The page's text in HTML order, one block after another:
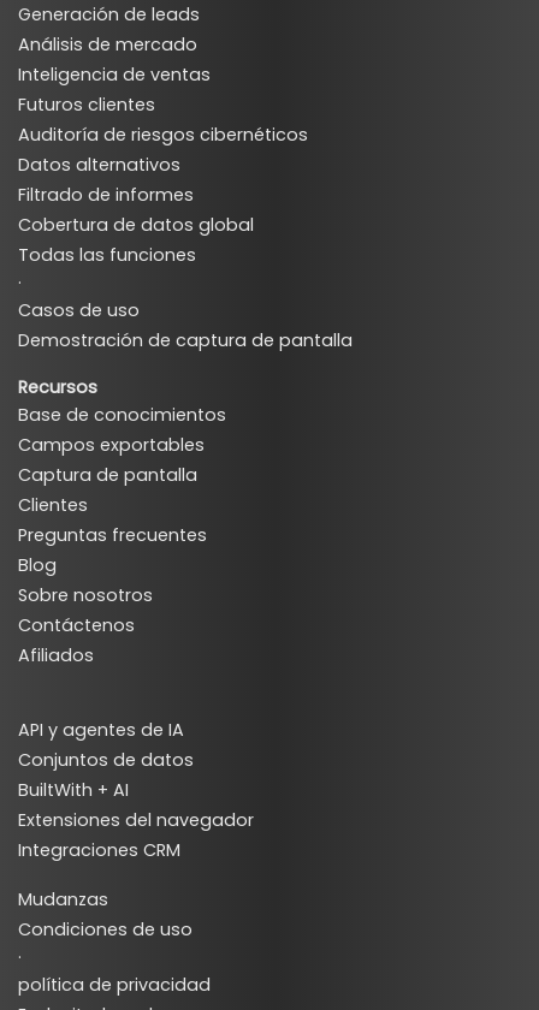
Generación de leads
Análisis de mercado
Inteligencia de ventas
Futuros clientes
Auditoría de riesgos cibernéticos
Datos alternativos
Filtrado de informes
Cobertura de datos global
Todas las funciones
·
Casos de uso
Demostración de captura de pantalla
Recursos
Base de conocimientos
Campos exportables
Captura de pantalla
Clientes
Preguntas frecuentes
Blog
Sobre nosotros
Contáctenos
Afiliados
API y agentes de IA
Conjuntos de datos
BuiltWith + AI
Extensiones del navegador
Integraciones CRM
Mudanzas
Condiciones de uso
·
política de privacidad